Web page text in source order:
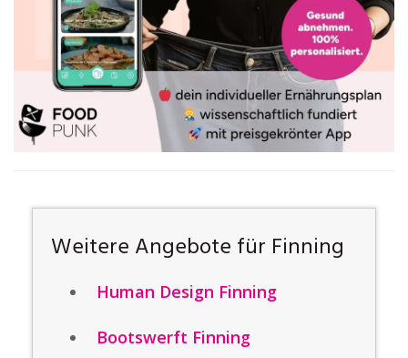
Weitere Angebote für Finning
Human Design Finning
Bootswerft Finning